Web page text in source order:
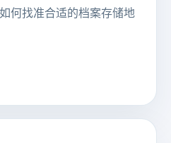
何找准合适的档案存储地